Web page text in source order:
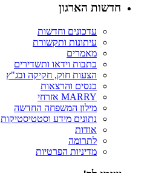
חדשות הארגון
עדכונים וחדשות
עיתונות ותקשורת
מאמרים
כתבות וידאו ותשדירים
הצעות חוק, חקיקה ובג"ץ
כנסים והרצאות
MARRY אזרחי
מילון המשפחה החדשה
נתונים מידע וסטטיסטיקות
אודות
לתרומה
מדיניות הפרטיות